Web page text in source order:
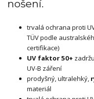
nošení.
trvalá ochrana proti
TÜV podle
certifikace)
UV faktor 50+
UV-B záření
prodyšný, ultralehký,
materiál